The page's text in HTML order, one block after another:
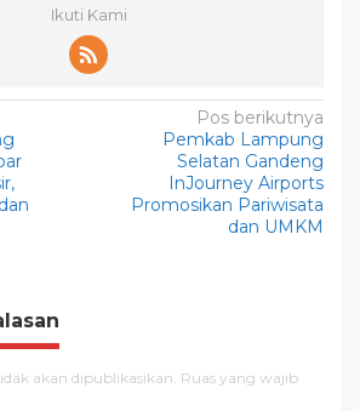
Ikuti Kami
Pos berikutnya
Pemkab Lampung
Selatan Gandeng
InJourney Airports
Promosikan Pariwisata
dan UMKM
akan dipublikasikan. Ruas yang wajib